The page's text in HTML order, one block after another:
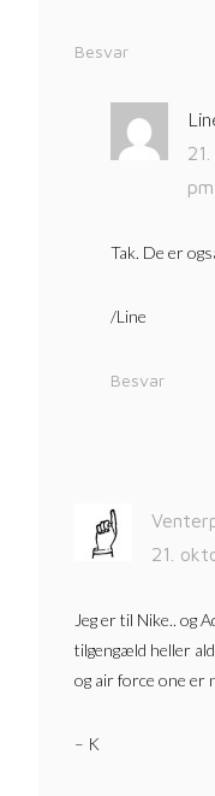
Besvar
pm
Tak. De er
/Line
Besvar
21.
Jeg er til Nike.. og
tilgengæld heller
og air force one er
– K